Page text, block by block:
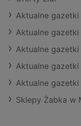
Aktualne gazetki
Aktualne
Aktualne gazetki
Aktualne gazetki
Aktualne gazetki
Sklepy Żabka w